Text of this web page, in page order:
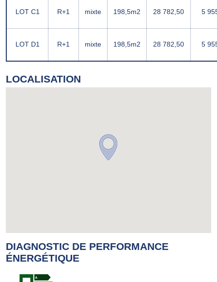
LOT C1 R+1 mixte 198,5m2 28 782,50 5
LOT D1 R+1 mixte 198,5m2 28 782,50 5
LOCALISATION
DIAGNOSTIC DE PERFORMANCE
ÉNERGÉTIQUE